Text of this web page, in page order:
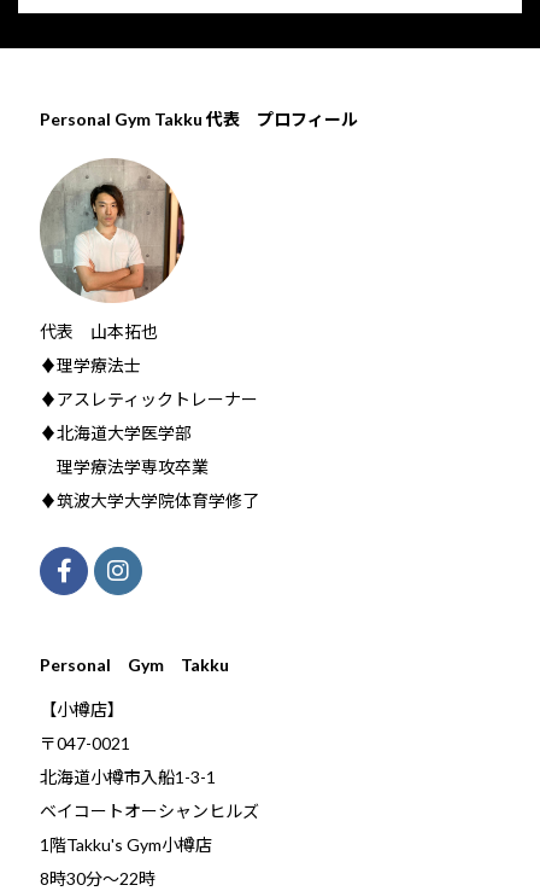
Personal Gym Takku 代表 プロフィール
代表 山本拓也
♦理学療法士
♦アスレティックトレーナー
♦北海道大学医学部
理学療法学専攻卒業
♦筑波大学大学院体育学修了
Personal Gym Takku
【小樽店】
〒047-0021
北海道小樽市入船1-3-1
ベイコートオーシャンヒルズ
1階Takku's Gym小樽店
​8時30分～22時